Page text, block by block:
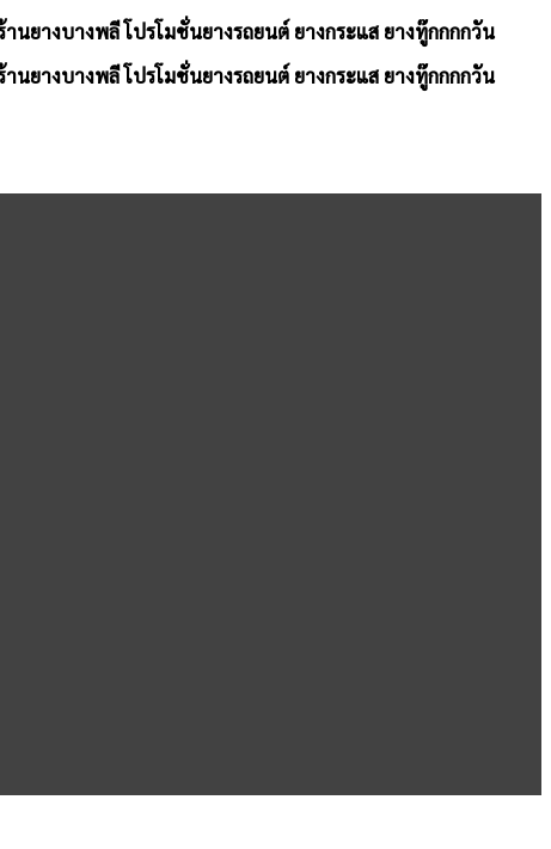
นยางบางพลี โปรโมชั่นยางรถยนต์ ยางกระแส ยางทู๊กกกกวัน
นยางบางพลี โปรโมชั่นยางรถยนต์ ยางกระแส ยางทู๊กกกกวัน